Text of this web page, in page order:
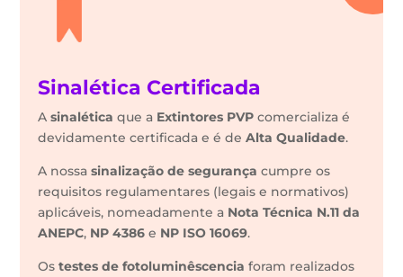
Sinalética Certificada
Asinalética que a Extintores PVP comercializa é
devidamente certificada e é deAlta Qualidade.
A nossasinalização de segurança cumpre os
requisitos regulamentares (legais e normativos)
aplicáveis, nomeadamente a Nota Técnica N.11 da
ANEPC, NP 4386 e NP ISO 16069.
Ostestes de fotoluminêscencia foram realizados